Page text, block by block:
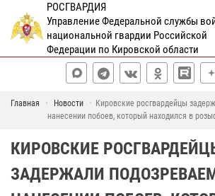
РОСГВАРДИЯ
Управление Федеральной службы
национальной гвардии Российской
Федерации по Кировской области
Главная Новости
Кировские росгвардейцы
нанесении побоев, который находился в
КИРОВСКИЕ
ЗАДЕРЖАЛИ